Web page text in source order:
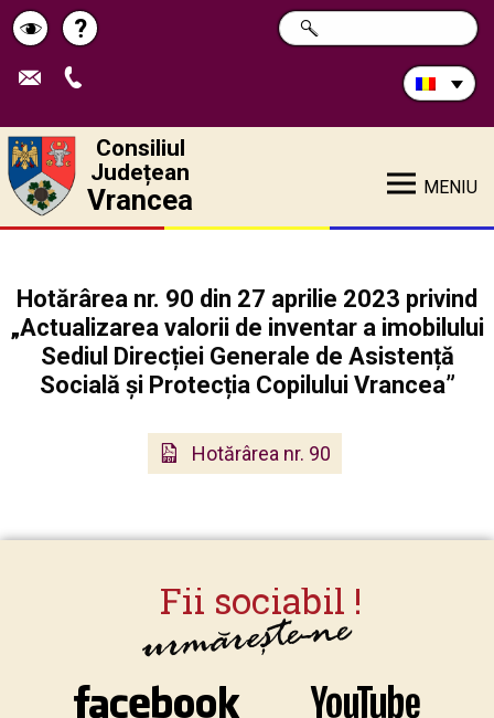
Schimbă
contrastul
Pagina
de
?
Caută
în
CAUTĂ
Consiliul
Județean
Vrancea MENIU
Hotărârea nr. 90 din 27 aprilie 2023 privind
„Actualizarea valorii de inventar a imobilului
Sediul Direcției Generale de Asistență
Socială și Protecția Copilului Vrancea”
Hotărârea nr. 90